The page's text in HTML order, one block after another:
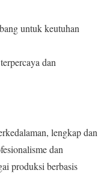
untuk keutuhan
dan
lengkap dan
dan
produksi berbasis